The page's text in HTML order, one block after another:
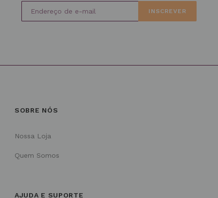
INSCREVER
SOBRE NÓS
Nossa Loja
Quem Somos
AJUDA E SUPORTE